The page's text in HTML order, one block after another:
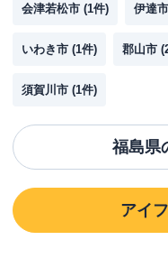
会津若松市 (1件) 伊達市
いわき市 (1件) 郡山市 (
須賀川市 (1件)
福島県
アイ